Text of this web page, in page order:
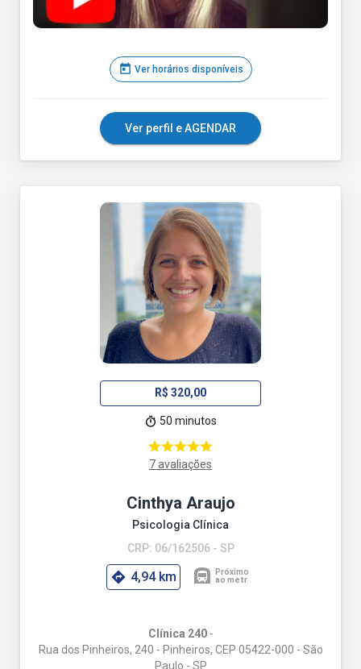
today Ver horários disponíveis
Ver perfil e AGENDAR
R$ 320,00
50 minutos
7 avaliações
Cinthya Araujo
Psicologia Clínica
CRP: 06/162506 - SP
4,94 km
Clínica 240-
Rua dos Pinheiros, 240 - Pinheiros, CEP 05422-000 - São
Paulo - SP